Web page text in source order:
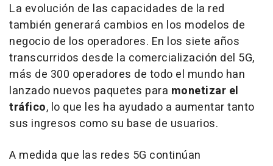
La evolución de las capacidades de la red
también generará cambios en los modelos de
negocio de los operadores. En los siete años
transcurridos desde la comercialización del 5G,
más de 300 operadores de todo el mundo han
lanzado nuevos paquetes para monetizar el
tráfico, lo que les ha ayudado a aumentar tanto
sus ingresos como su base de usuarios.
A medida que las redes 5G continúan